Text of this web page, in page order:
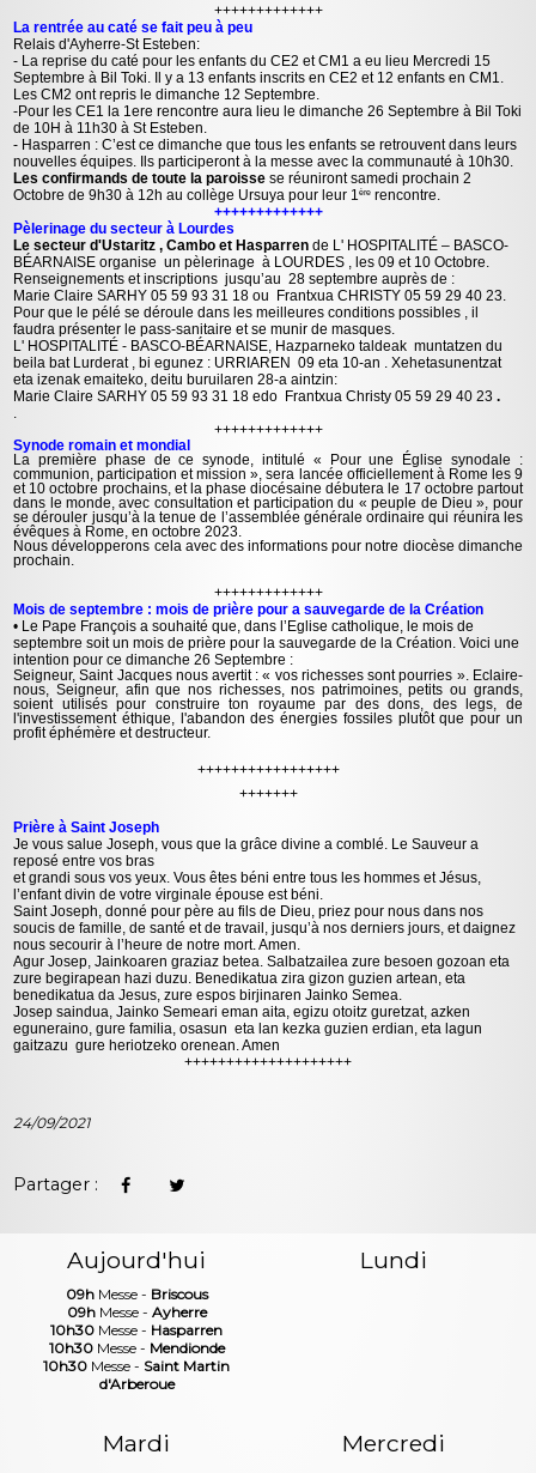
+++++++++++++
La rentrée au caté se fait peu à peu
Relais d'Ayherre-St Esteben:
- La reprise du caté pour les enfants du CE2 et CM1 a eu lieu Mercredi 15
Septembre à Bil Toki. Il y a 13 enfants inscrits en CE2 et 12 enfants en CM1.
Les CM2 ont repris le dimanche 12 Septembre.
-Pour les CE1 la 1ere rencontre aura lieu le dimanche 26 Septembre à Bil Toki
de 10H à 11h30 à St Esteben.
- Hasparren : C’est ce dimanche que tous les enfants se retrouvent dans leurs
nouvelles équipes. Ils participeront à la messe avec la communauté à 10h30.
Les confirmands de toute la paroisse se réuniront samedi prochain 2
Octobre de 9h30 à 12h au collège Ursuya pour leur 1ère rencontre.
+++++++++++++
Pèlerinage du secteur à Lourdes
Le secteur d'Ustaritz , Cambo et Hasparren de L' HOSPITALITÉ – BASCO-
BÉARNAISE organise un pèlerinage à LOURDES , les 09 et 10 Octobre.
Renseignements et inscriptions jusqu’au 28 septembre auprès de :
Marie Claire SARHY 05 59 93 31 18 ou Frantxua CHRISTY 05 59 29 40 23.
Pour que le pélé se déroule dans les meilleures conditions possibles , il
faudra présenter le pass-sanitaire et se munir de masques.
L' HOSPITALITÉ - BASCO-BÉARNAISE, Hazparneko taldeak muntatzen du
beila bat Lurderat , bi egunez : URRIAREN 09 eta 10-an . Xehetasunentzat
eta izenak emaiteko, deitu buruilaren 28-a aintzin:
Marie Claire SARHY 05 59 93 31 18 edo Frantxua Christy 05 59 29 40 23.
+++++++++++++
Synode romain et mondial
La première phase de ce synode, intitulé « Pour une Église synodale :
communion, participation et mission », sera lancée officiellement à Rome les 9
et 10 octobre prochains, et la phase diocésaine débutera le 17 octobre partout
dans le monde, avec consultation et participation du « peuple de Dieu », pour
se dérouler jusqu’à la tenue de l’assemblée générale ordinaire qui réunira les
évêques à Rome, en octobre 2023.
Nous développerons cela avec des informations pour notre diocèse dimanche
prochain.
+++++++++++++
Mois de septembre : mois de prière pour a sauvegarde de la Création
• Le Pape François a souhaité que, dans l’Eglise catholique, le mois de
septembre soit un mois de prièrepour la sauvegarde de la Création. Voici une
intention pour ce dimanche 26 Septembre :
Seigneur, Saint Jacques nous avertit : « vos richesses sont pourries ». Eclaire-
nous, Seigneur, afin que nos richesses, nos patrimoines, petits ou grands,
soient utilisés pour construire ton royaume par des dons, des legs, de
l'investissement éthique, l'abandon des énergies fossiles plutôt que pour un
profit éphémère et destructeur.
+++++++++++++++++
+++++++
Prière à Saint Joseph
Je vous salue Joseph, vous que la grâce divine a comblé. Le Sauveur a
reposé entre vos bras
et grandi sous vos yeux. Vous êtes béni entre tous les hommes et Jésus,
l’enfant divin de votre virginale épouse est béni.
Saint Joseph, donné pour père au fils de Dieu, priez pour nous dans nos
soucis de famille, de santé et de travail, jusqu’à nos derniers jours, et daignez
nous secourir à l’heure de notre mort. Amen.
Agur Josep, Jainkoaren graziaz betea. Salbatzailea zure besoen gozoan eta
zure begirapean hazi duzu. Benedikatua zira gizon guzien artean, eta
benedikatua da Jesus, zure espos birjinaren Jainko Semea.
Josep saindua, Jainko Semeari eman aita, egizu otoitz guretzat, azken
eguneraino, gure familia, osasun eta lan kezka guzien erdian, eta lagun
gaitzazu gure heriotzeko orenean. Amen
++++++++++++++++++++
24/09/2021
Partager :
Aujourd'hui
09hMesse - Briscous
09hMesse - Ayherre
10h30 Messe - Hasparren
10h30Messe - Mendionde
10h30 Messe - Saint Martin
d'Arberoue
Lundi
Mardi Mercredi